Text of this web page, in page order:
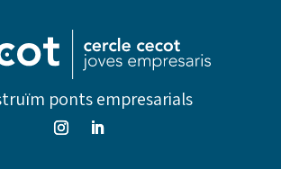
ponts empresarials